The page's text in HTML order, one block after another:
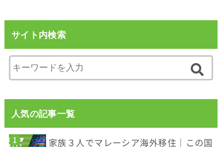
サイト内検索
人気の記事一覧
家族３人でマレーシア海外移住｜この国